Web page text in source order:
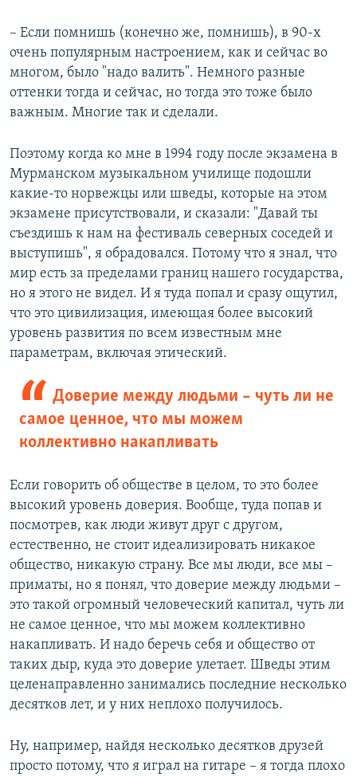
– Если помнишь (конечно же, помнишь), в 90-х
очень популярным настроением, как и сейчас во
многом, было "надо валить". Немного разные
оттенки тогда и сейчас, но тогда это тоже было
важным. Многие так и сделали.
Поэтому когда ко мне в 1994 году после экзамена в
Мурманском музыкальном училище подошли
какие-то норвежцы или шведы, которые на этом
экзамене присутствовали, и сказали: "Давай ты
съездишь к нам на фестиваль северных соседей и
выступишь", я обрадовался. Потому что я знал, что
мир есть за пределами границ нашего государства,
но я этого не видел. И я туда попал и сразу ощутил,
что это цивилизация, имеющая более высокий
уровень развития по всем известным мне
параметрам, включая этический.
Доверие между людьми – чуть ли не
самое ценное, что мы можем
коллективно накапливать
Если говорить об обществе в целом, то это более
высокий уровень доверия. Вообще, туда попав и
посмотрев, как люди живут друг с другом,
естественно, не стоит идеализировать никакое
общество, никакую страну. Все мы люди, все мы –
приматы, но я понял, что доверие между людьми –
это такой огромный человеческий капитал, чуть ли
не самое ценное, что мы можем коллективно
накапливать. И надо беречь себя и общество от
таких дыр, куда это доверие улетает. Шведы этим
целенаправленно занимались последние несколько
десятков лет, и у них неплохо получилось.
Ну, например, найдя несколько десятков друзей
просто потому, что я играл на гитаре – я тогда плохо